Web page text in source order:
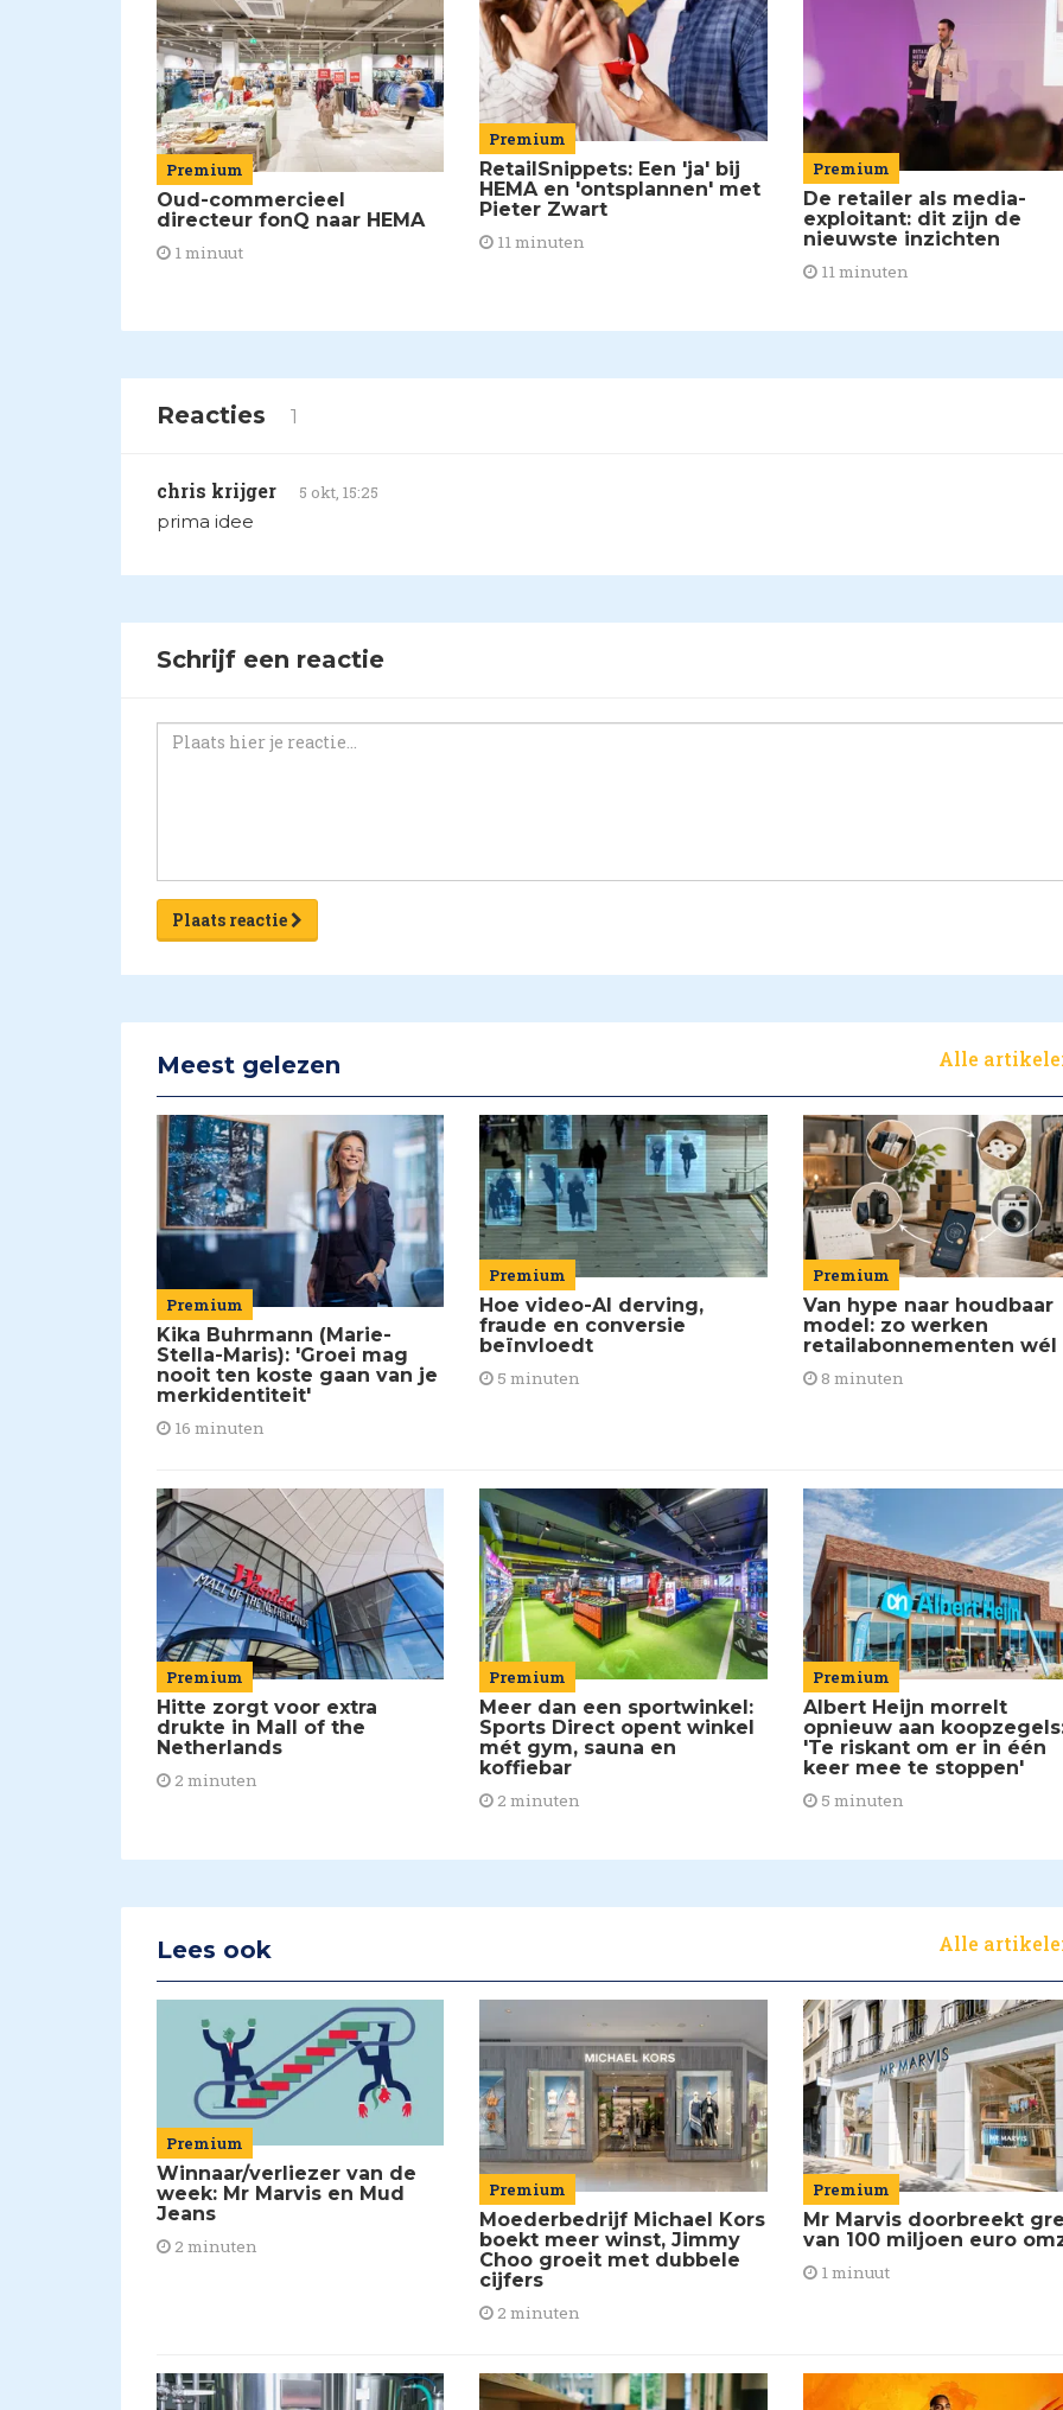
Premium
Oud-commercieel
directeur fonQ naar HEMA
1 minuut
Premium
RetailSnippets: Een 'ja' bij
HEMA en 'ontsplannen' met
Pieter Zwart
11 minuten
Premium
De retailer als media-
exploitant: dit zijn de
nieuwste inzichten
11 minuten
Reacties 1
chris krijger 5 okt, 15:25
prima idee
Schrijf een reactie
Plaats reactie
Meest gelezen Alle
Premium
Kika Buhrmann (Marie-
Stella-Maris): 'Groei mag
nooit ten koste gaan van je
merkidentiteit'
16 minuten
Premium
Hoe video-AI derving,
fraude en conversie
beïnvloedt
5 minuten
Premium
Van hype naar houdbaar
model: zo werken
retailabonnementen wél
8 minuten
Premium
Hitte zorgt voor extra
drukte in Mall of the
Netherlands
2 minuten
Premium
Meer dan een sportwinkel:
Sports Direct opent winkel
mét gym, sauna en
koffiebar
2 minuten
Premium
Albert Heijn morrelt
opnieuw aan
'Te riskant om er in één
keer mee te stoppen'
5 minuten
Lees ook Alle
Premium
Winnaar/verliezer van de
week: Mr Marvis en Mud
Jeans
2 minuten
Premium
Moederbedrijf Michael Kors
boekt meer winst, Jimmy
Choo groeit met dubbele
cijfers
2 minuten
Premium
Mr Marvis doorbreekt
van 100 miljoen euro
1 minuut